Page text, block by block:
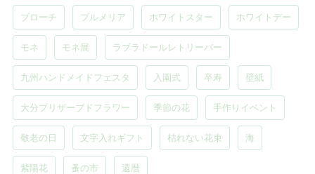
ブローチ プルメリア ホワイトスター ホワイトデー
モネ モネ展 ラブラドールレトリーバー
九州ハンドメイドフェスタ 入園式 卒寿 壁紙
大分プリザーブドフラワー 季節の花 手作りイベント
敬老の日 文字入れギフト 枯れない花束 海
紫陽花 蚤の市 還暦